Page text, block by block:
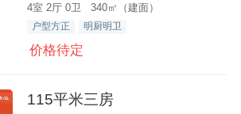
4室 2厅 0卫 340㎡（建面）
户型方正 明厨明卫
价格待定
115平米三房